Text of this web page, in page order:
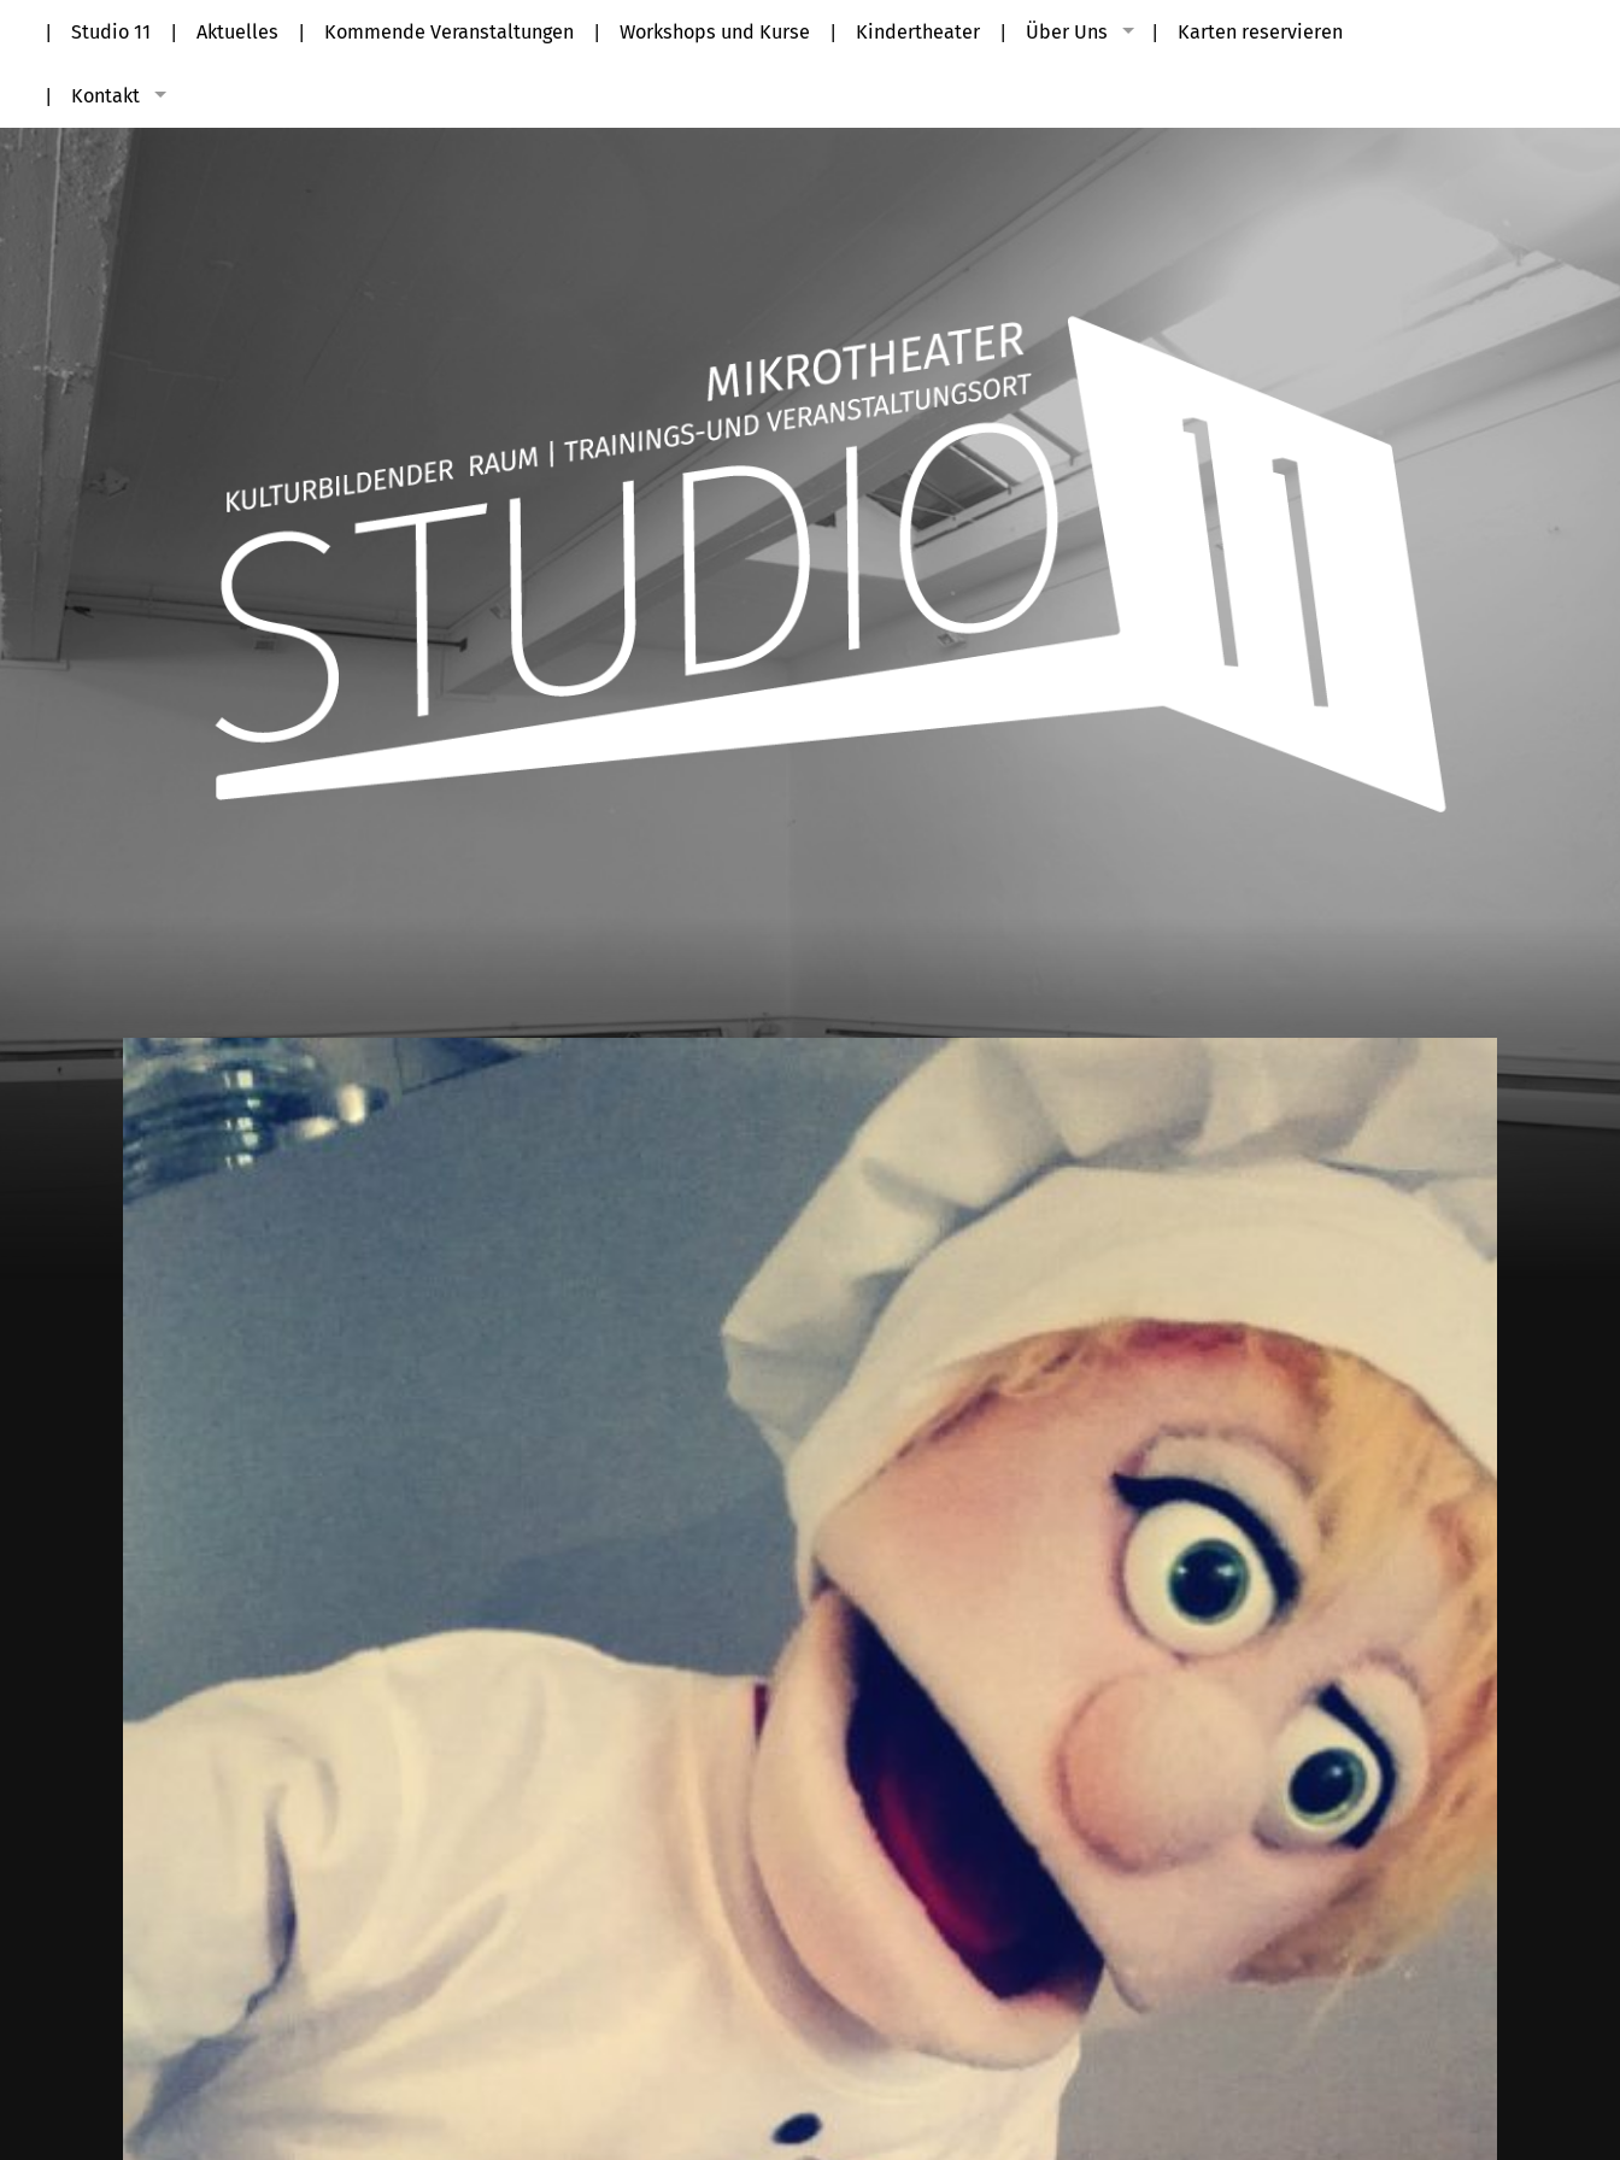
Studio 11 Aktuelles Kommende Veranstaltungen Workshops und Kurse Kindertheater Über Uns Karten reservieren
Kontakt